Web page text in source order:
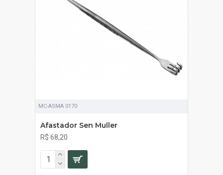
MC-ASMA 0170
Afastador Sen Muller
R$ 68,20